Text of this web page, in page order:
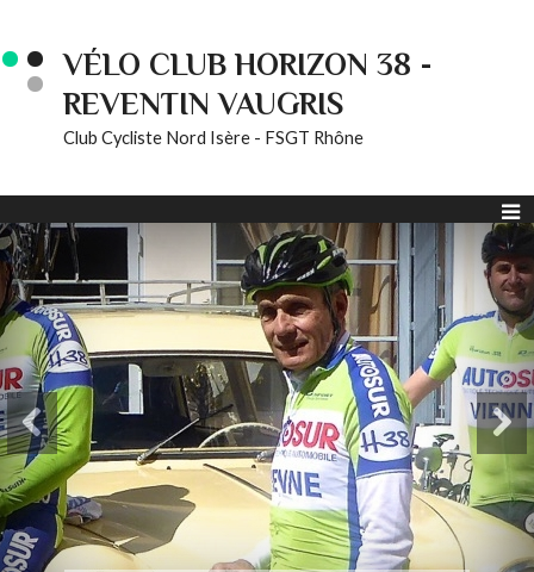
VÉLO CLUB HORIZON 38 -
REVENTIN VAUGRIS
Club Cycliste Nord Isère - FSGT Rhône